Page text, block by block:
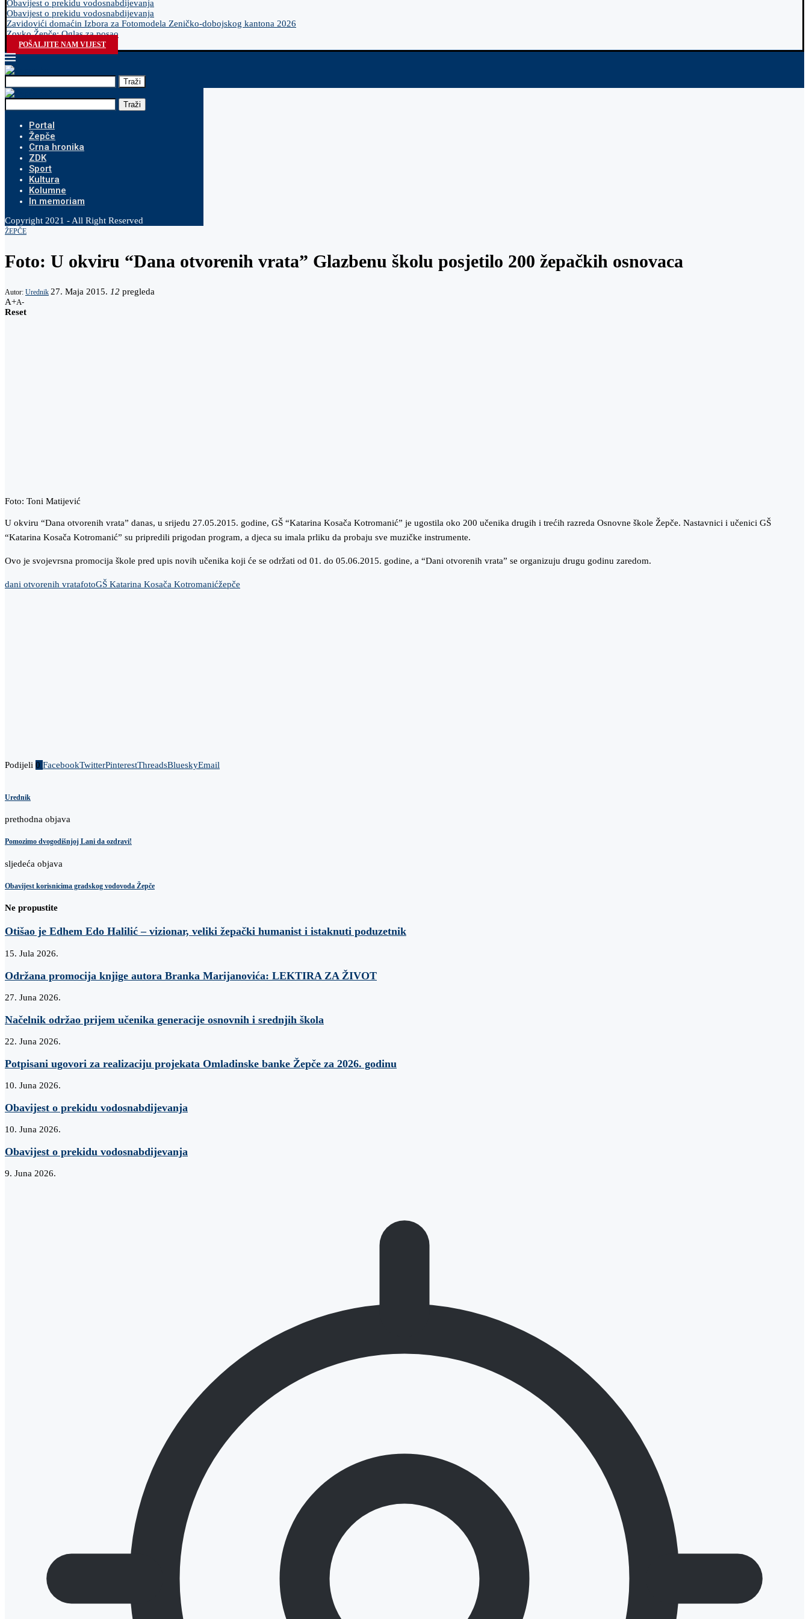
Obavijest o prekidu vodosnabdijevanja
Obavijest o prekidu vodosnabdijevanja
Zavidovići domaćin Izbora za Fotomodela Zeničko-dobojskog kantona 2026
Zovko Žepče: Oglas za posao
POŠALJITE NAM VIJEST
Traži
Traži
Portal
Žepče
Crna hronika
ZDK
Sport
Kultura
Kolumne
In memoriam
Copyright 2021 - All Right Reserved
ŽEPČE
Foto: U okviru “Dana otvorenih vrata” Glazbenu školu posjetilo 200 žepačkih osnovaca
Autor: Urednik 27. Maja 2015. 12 pregleda
A+A-
Reset
Foto: Toni Matijević
U okviru “Dana otvorenih vrata” danas, u srijedu 27.05.2015. godine, GŠ “Katarina Kosača Kotromanić” je ugostila oko 200 učenika drugih i trećih razreda Osnovne škole Žepče. Nastavnici i učenici GŠ
“Katarina Kosača Kotromanić” su pripredili prigodan program, a djeca su imala prliku da probaju sve muzičke instrumente.
Ovo je svojevrsna promocija škole pred upis novih učenika koji će se održati od 01. do 05.06.2015. godine, a “Dani otvorenih vrata” se organizuju drugu godinu zaredom.
dani otvorenih vratafotoGŠ Katarina Kosača Kotromanićžepče
Podijeli 0 FacebookTwitterPinterestThreadsBlueskyEmail
Urednik
prethodna objava
Pomozimo dvogodišnjoj Lani da ozdravi!
sljedeća objava
Obavijest korisnicima gradskog vodovoda Žepče
Ne propustite
Otišao je Edhem Edo Halilić – vizionar, veliki žepački humanist i istaknuti poduzetnik
15. Jula 2026.
Održana promocija knjige autora Branka Marijanovića: LEKTIRA ZA ŽIVOT
27. Juna 2026.
Načelnik održao prijem učenika generacije osnovnih i srednjih škola
22. Juna 2026.
Potpisani ugovori za realizaciju projekata Omladinske banke Žepče za 2026. godinu
10. Juna 2026.
Obavijest o prekidu vodosnabdijevanja
10. Juna 2026.
Obavijest o prekidu vodosnabdijevanja
9. Juna 2026.